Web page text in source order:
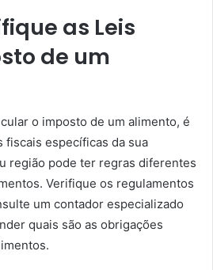
as Leis
de um
o imposto de um alimento, é
fiscais específicas da sua
região pode ter regras diferentes
Verifique os regulamentos
um contador especializado
quais são as obrigações